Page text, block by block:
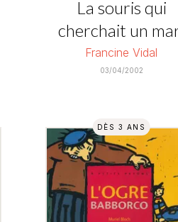
La souris qui
cherchait un
Francine Vidal
03/04/2002
DÈS 3 ANS